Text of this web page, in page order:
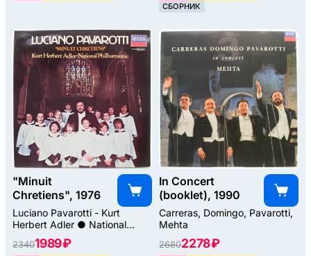
СБОРНИК
"Minuit
Chretiens", 1976
Luciano Pavarotti - Kurt
Herbert Adler ● National
Philharmonic
23401989 ₽
In Concert
(booklet), 1990
Carreras, Domingo, Pavarotti,
Mehta
26802278 ₽